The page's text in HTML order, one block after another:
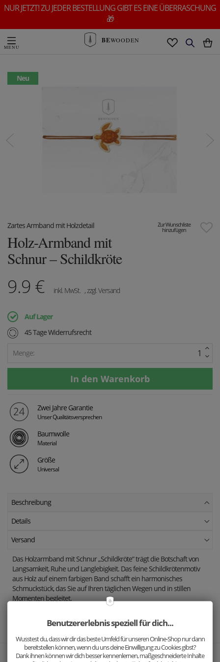
NUR JETZT! ZU JEDER BESTELLUNG GIBT ES EINE ÜBERRASCHUNG
🎁
BEWOODEN
Neu
Zur Wunschliste
hinzufügen
Zartes Armband mit Holzdetail
Holz-Armband mit
Schnur – Schildkröte
9.9 € inkl. MwSt. , zzgl. Versand
Auf Lager
45 Tage Widerrufsrecht
Menge:
Zwei Jahre Garantie
Unser Qualitätsversprechen
Baumwolle
Material
Größe
Universal
Beschreibung
Details
Versand
Das Holzarmband mit Schnur „Schildkröte“ trägt die Botschaft von
Langsamkeit, Ruhe und Langlebigkeit. Das feine Schildkrötenmotiv
aus Holz auf einem farbigen Band schafft ein harmonisches
Schmuckstück, das Sie auf Ihren täglichen Wegen und in stillen
Momenten begleitet.
Achtung: Das Armband darf nicht in Kontakt mit Wasser
Benutzererlebnis speziell für dich...
Wusstest du, dass wir dir das beste Umfeld für unseren Online-Shop nur dann
bereitstellen können, wenn du uns deine Einwilligung zu Cookies gibst?
Dank ihnen können wir dich besser kennenlernen, maßgeschneiderte Inhalte